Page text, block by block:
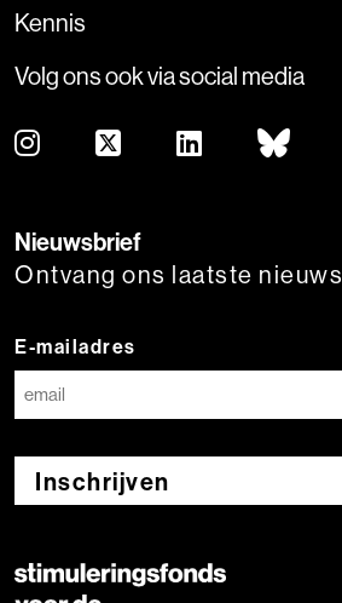
Kennis
Volg ons ook via social media
Nieuwsbrief
Ontvang ons laatste nieuws
E-mailadres
Inschrijven